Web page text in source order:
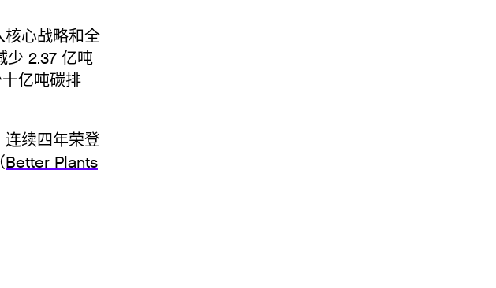
心战略和全
少 2.37 亿吨
亿吨碳排
续四年荣登
Better Plants